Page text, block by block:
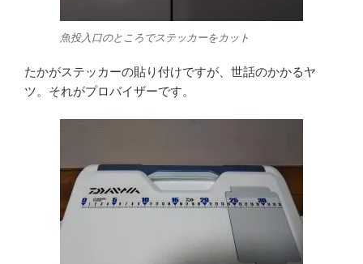
魚投入口のところでステッカーをカット
たかがステッカーの貼り付けですが、世話のかかるヤ
ツ。それがプロバイザーです。